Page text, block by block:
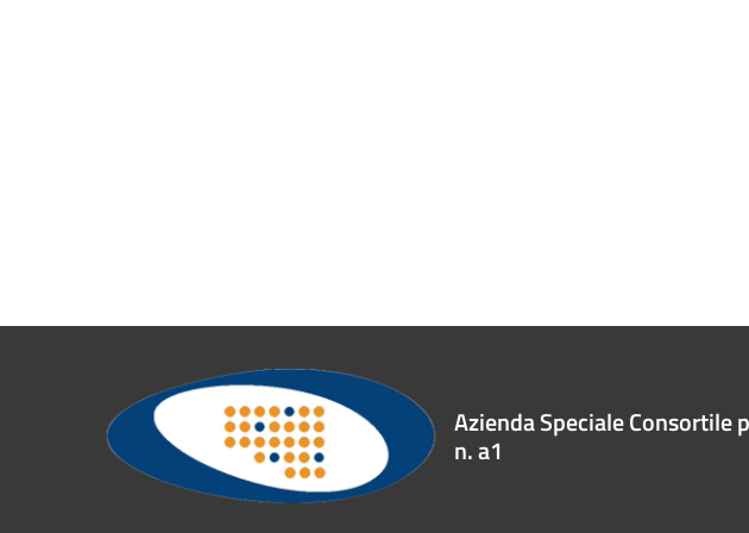
Azienda Speciale
n. a1